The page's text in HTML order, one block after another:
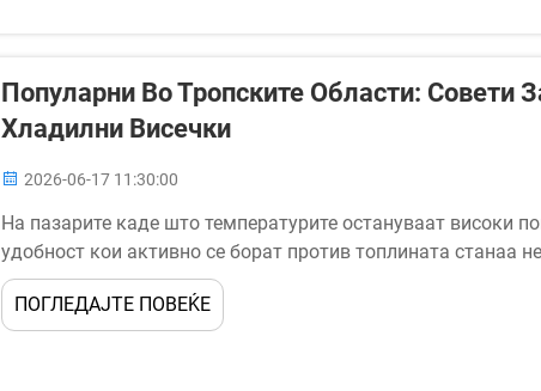
Популарни Во Тропските Области: Совети
Хладилни Висечки
2026-06-17 11:30:00
На пазарите каде што температурите остануваат високи
удобност кои активно се борат против топлината станаа
дополнителни производи. Гел-кулерите за висење се
категории производи ...
ПОГЛЕДАЈТЕ ПОВЕЌЕ